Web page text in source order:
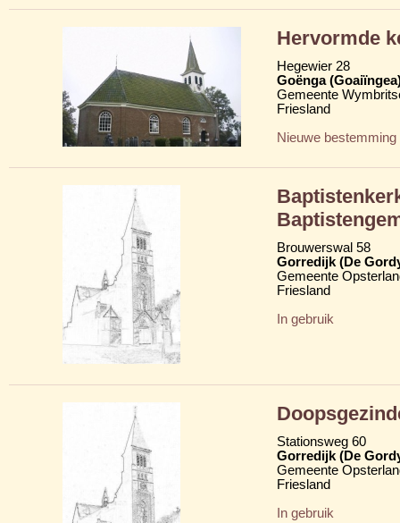
Hervormde
Hegewier 28
Goënga
Gemeente
Friesland
Nieuwe bestemming
Brouwerswal 58
Gorredijk (De
Gemeente
Friesland
In gebruik
Stationsweg 60
Gorredijk (De
Gemeente
Friesland
In gebruik